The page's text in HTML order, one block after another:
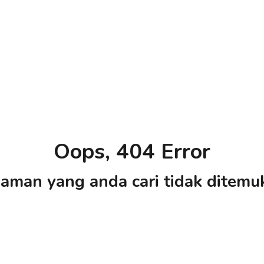
Oops, 404 Error
yang anda cari tidak